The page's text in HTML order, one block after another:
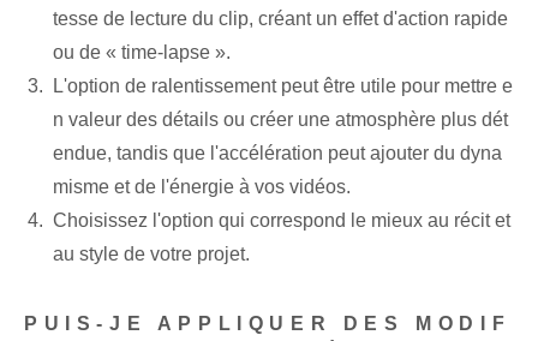
tesse de lecture du clip, créant un effet d'action rapide
ou de « time-lapse ».
L'option de ralentissement peut être utile pour mettre e
n valeur des détails ou créer une atmosphère plus dét
endue, tandis que l'accélération peut ajouter du dyna
misme et de l'énergie à vos vidéos.
Choisissez l'option qui correspond le mieux au récit et
au style de votre projet.
PUIS-JE APPLIQUER DES MODIF